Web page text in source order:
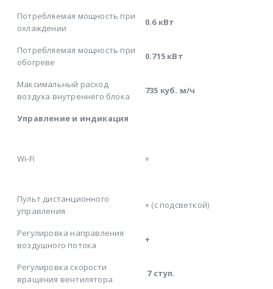
Потребляемая мощность при
охлаждении
0.6 кВт
Потребляемая мощность при
обогреве
0.715 кВт
Максимальный расход
воздуха внутреннего блока
735 куб. м/ч
Управление и индикация
Wi-Fi +
Пульт дистанционного
управления
+ (с подсветкой)
Регулировка направления
воздушного потока
+
Регулировка скорости
вращения вентилятора
7 ступ.